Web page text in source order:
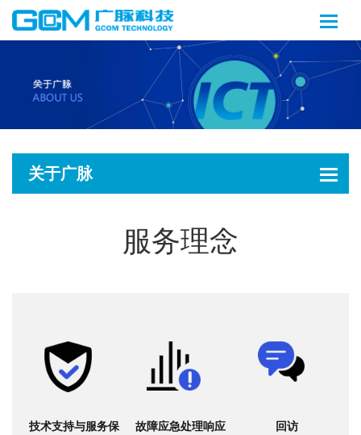
关于广脉
服务理念
技术支持与服务保
故障应急处理响应
回访